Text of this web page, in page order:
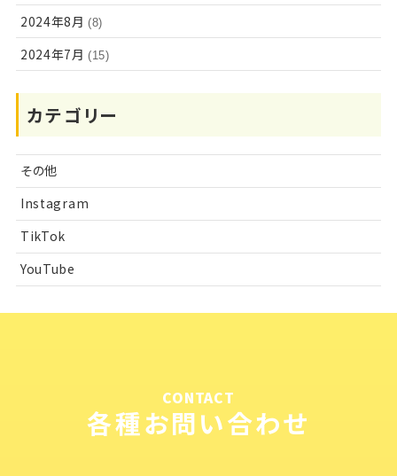
2024年8月 (8)
2024年7月 (15)
カテゴリー
その他
Instagram
TikTok
YouTube
CONTACT
各種お問い合わせ